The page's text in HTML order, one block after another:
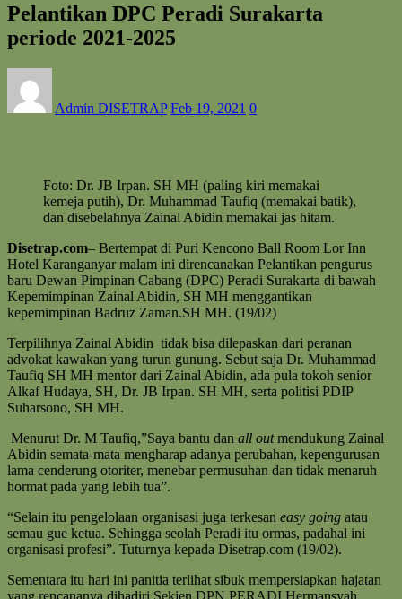
Pelantikan DPC Peradi Surakarta
periode 2021-2025
Admin DISETRAP Feb 19, 2021 0
Foto: Dr. JB Irpan. SH MH (paling kiri memakai
kemeja putih), Dr. Muhammad Taufiq (memakai batik),
dan disebelahnya Zainal Abidin memakai jas hitam.
Disetrap.com– Bertempat di Puri Kencono Ball Room Lor Inn
Hotel Karanganyar malam ini direncanakan Pelantikan pengurus
baru Dewan Pimpinan Cabang (DPC) Peradi Surakarta di bawah
Kepemimpinan Zainal Abidin, SH MH menggantikan
kepemimpinan Badruz Zaman.SH MH. (19/02)
Terpilihnya Zainal Abidin tidak bisa dilepaskan dari peranan
advokat kawakan yang turun gunung. Sebut saja Dr. Muhammad
Taufiq SH MH mentor dari Zainal Abidin, ada pula tokoh senior
Alkaf Hudaya, SH, Dr. JB Irpan. SH MH, serta politisi PDIP
Suharsono, SH MH.
Menurut Dr. M Taufiq,”Saya bantu dan all outmendukung Zainal
Abidin semata-mata mengharap adanya perubahan, kepengurusan
lama cenderung otoriter, menebar permusuhan dan tidak menaruh
hormat pada yang lebih tua”.
“Selain itu pengelolaan organisasi juga terkesan easy going atau
semau gue ketua. Sehingga seolah Peradi itu ormas, padahal ini
organisasi profesi”. Tuturnya kepada Disetrap.com (19/02).
Sementara itu hari ini panitia terlihat sibuk mempersiapkan hajatan
yang rencananya dihadiri Sekjen DPN PERADI Hermansyah